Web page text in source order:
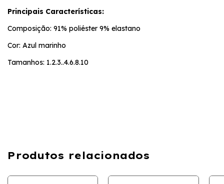
Principais Características:
Composição: 91% poliéster 9% elastano
Cor: Azul marinho
Tamanhos: 1.2.3..4.6.8.10
Produtos relacionados